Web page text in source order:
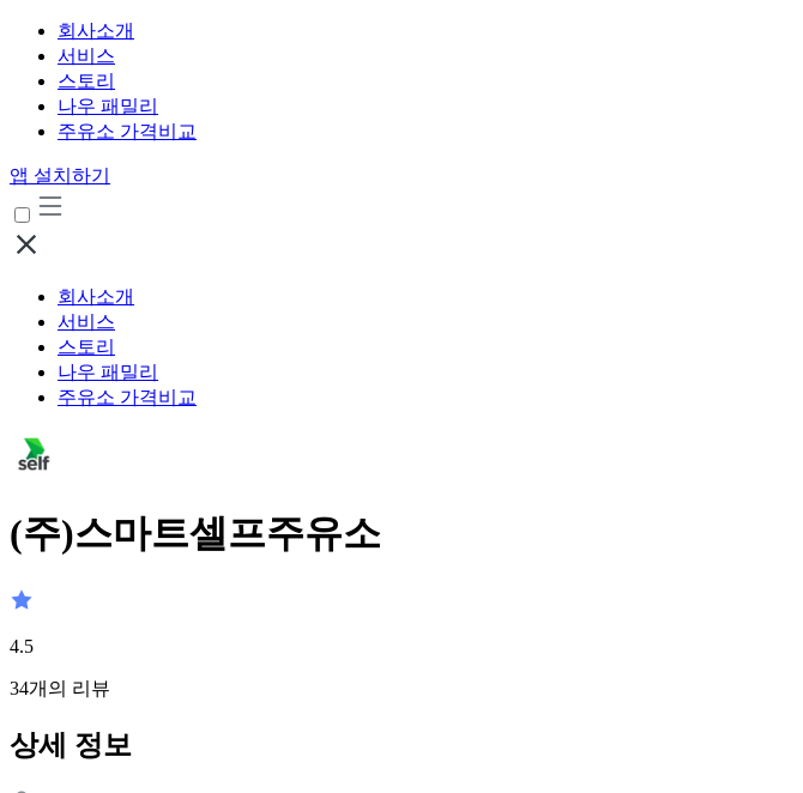
회사소개
서비스
스토리
나우 패밀리
주유소 가격비교
앱 설치하기
회사소개
서비스
스토리
나우 패밀리
주유소 가격비교
(주)스마트셀프주유소
4.5
34개의 리뷰
상세 정보